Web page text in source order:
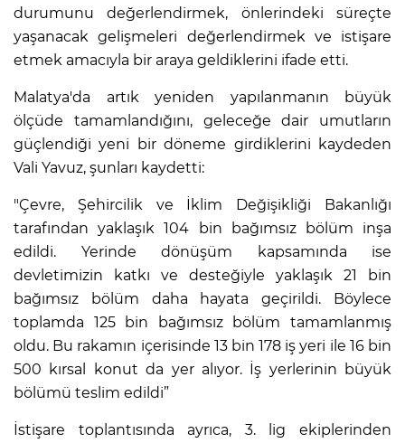
durumunu değerlendirmek, önlerindeki süreçte
yaşanacak gelişmeleri değerlendirmek ve istişare
etmek amacıyla bir araya geldiklerini ifade etti.
Malatya'da artık yeniden yapılanmanın büyük
ölçüde tamamlandığını, geleceğe dair umutların
güçlendiği yeni bir döneme girdiklerini kaydeden
Vali Yavuz, şunları kaydetti:
"Çevre, Şehircilik ve İklim Değişikliği Bakanlığı
tarafından yaklaşık 104 bin bağımsız bölüm inşa
edildi. Yerinde dönüşüm kapsamında ise
devletimizin katkı ve desteğiyle yaklaşık 21 bin
bağımsız bölüm daha hayata geçirildi. Böylece
toplamda 125 bin bağımsız bölüm tamamlanmış
oldu. Bu rakamın içerisinde 13 bin 178 iş yeri ile 16 bin
500 kırsal konut da yer alıyor. İş yerlerinin büyük
bölümü teslim edildi”
İstişare toplantısında ayrıca, 3. lig ekiplerinden